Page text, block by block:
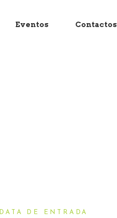
Eventos Contactos
DATA DE ENTRADA